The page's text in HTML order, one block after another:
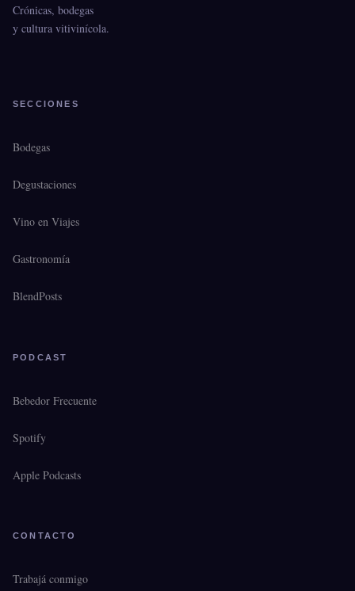
Crónicas, bodegas
y cultura vitivinícola.
SECCIONES
Bodegas
Degustaciones
Vino en Viajes
Gastronomía
BlendPosts
PODCAST
Bebedor Frecuente
Spotify
Apple Podcasts
CONTACTO
Trabajá conmigo